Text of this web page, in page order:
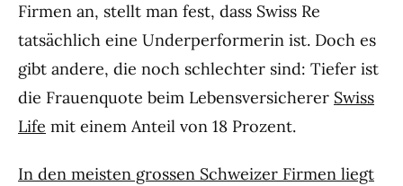
Firmen an, stellt man fest, dass Swiss Re
tatsächlich eine Underperformerin ist. Doch es
gibt andere, die noch schlechter sind: Tiefer ist
die Frauenquote beim Lebensversicherer Swiss
Life mit einem Anteil von 18 Prozent.
In den meisten grossen Schweizer Firmen liegt